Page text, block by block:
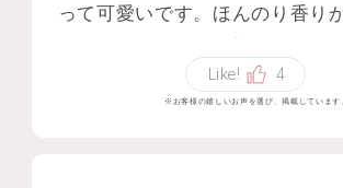
って可愛いです。ほんのり香り
がつけるとそんなに気にならな
Like! 4
※お客様の嬉しいお声を選び、掲載しています